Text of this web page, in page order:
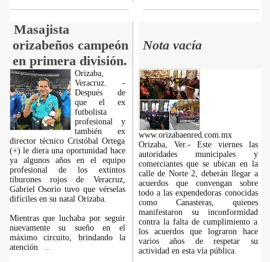
Masajista
orizabeños campeón
en primera división.
Nota vacía
Orizaba,
Veracruz. -
Después de
que el ex
futbolista
profesional y
también ex
director técnico Cristóbal Ortega
(+) le diera una oportunidad hace
ya algunos años en el equipo
profesional de los extintos
tiburones rojos de Veracruz,
Gabriel Osorio tuvo que vérselas
difíciles en su natal Orizaba.
Mientras que luchaba por seguir
nuevamente su sueño en el
máximo circuito, brindando la
atención
www.orizabaenred.com.mx
Orizaba, Ver.- Este viernes las
autoridades municipales y
comerciantes que se ubican en la
calle de Norte 2, deberán llegar a
acuerdos que convengan sobre
todo a las expendedoras conocidas
como Canasteras, quienes
manifestaron su inconformidad
contra la falta de cumplimiento a
los acuerdos que lograron hace
varios años de respetar su
actividad en esta vía pública.